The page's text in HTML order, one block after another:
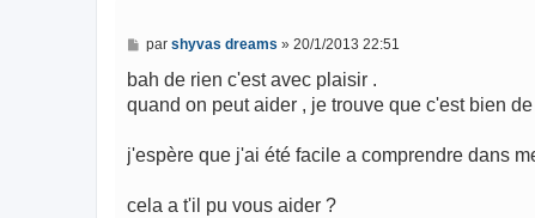
M
s
a
par shyvas dreams » 20/1/2013 22:51
bah de rien c'est avec plaisir .
quand on peut aider , je trouve que c'est bien
j'espère que j'ai été facile a comprendre dans
cela a t'il pu vous aider ?